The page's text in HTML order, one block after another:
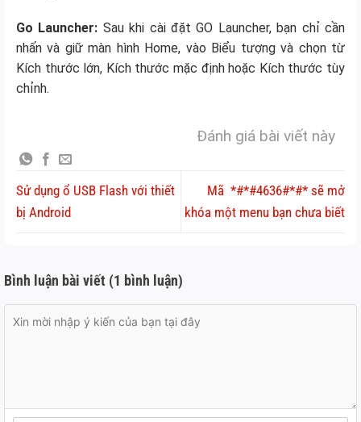
Go Launcher: Sau khi cài đặt GO Launcher, bạn chỉ cần
nhấn và giữ màn hình Home, vào Biểu tượng và chọn từ
Kích thước lớn, Kích thước mặc định hoặc Kích thước tùy
chỉnh.
Đánh giá bài viết này
Sử dụng ổ USB Flash với thiết
bị Android
Mã *#*#4636#*#* sẽ mở
khóa một menu bạn chưa biết
Bình luận bài viết (1 bình luận)